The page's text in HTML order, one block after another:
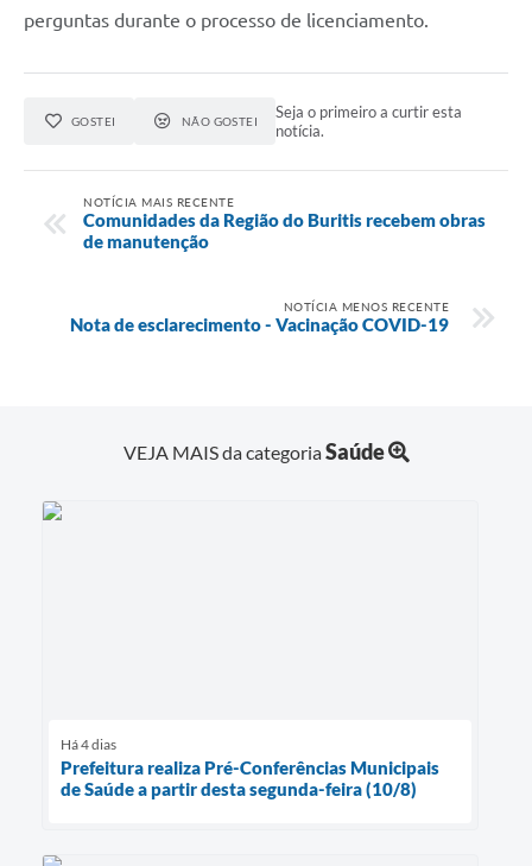
perguntas durante o processo de licenciamento.
GOSTEI NÃO GOSTEI
Seja o primeiro a curtir esta
notícia.
NOTÍCIA MAIS RECENTE
Comunidades da Região do Buritis recebem obras
de manutenção
NOTÍCIA MENOS RECENTE
Nota de esclarecimento - Vacinação COVID-19
VEJA MAIS da categoriaSaúde
Há 4 dias
Prefeitura realiza Pré-Conferências Municipais
de Saúde a partir desta segunda-feira (10/8)